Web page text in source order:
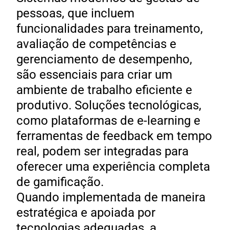
pessoas, que incluem
funcionalidades para treinamento,
avaliação de competências e
gerenciamento de desempenho,
são essenciais para criar um
ambiente de trabalho eficiente e
produtivo. Soluções tecnológicas,
como plataformas de e-learning e
ferramentas de feedback em tempo
real, podem ser integradas para
oferecer uma experiência completa
de gamificação.
Quando implementada de maneira
estratégica e apoiada por